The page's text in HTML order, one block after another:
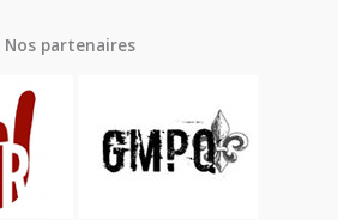
Nos partenaires